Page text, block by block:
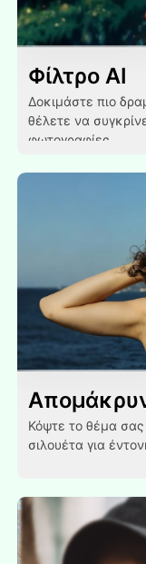
Φίλτρο AI
Δοκιμάστε πιο
θέλετε να
φωτογραφίες.
Κόψτε το θέμα
σιλουέτα για